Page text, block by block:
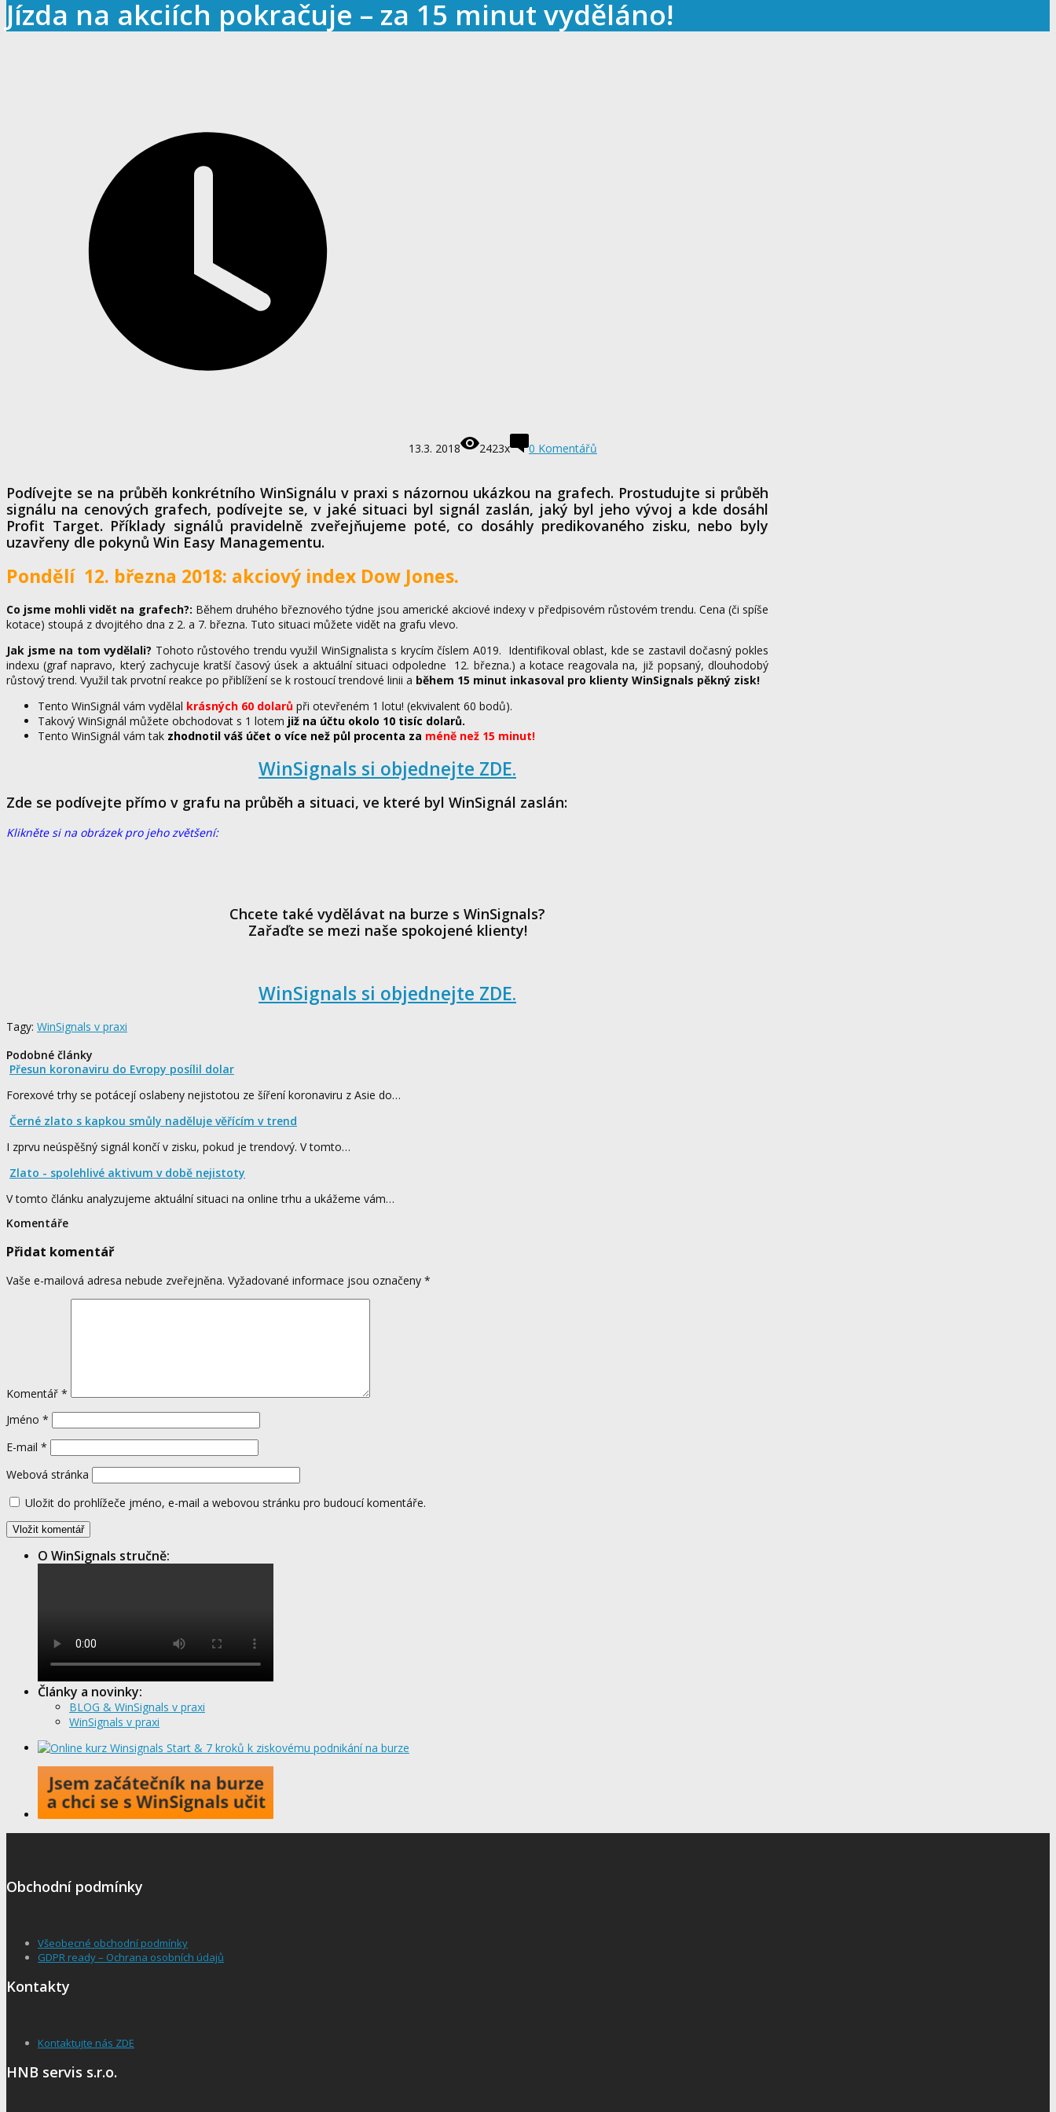
Jízda na akciích pokračuje – za 15 minut vyděláno!
13.3. 2018 2423x 0 Komentářů
Podívejte se na průběh konkrétního WinSignálu v praxi s názornou ukázkou na grafech. Prostudujte si průběh
signálu na cenových grafech, podívejte se, v jaké situaci byl signál zaslán, jaký byl jeho vývoj a kde dosáhl
Profit Target. Příklady signálů pravidelně zveřejňujeme poté, co dosáhly predikovaného zisku, nebo byly
uzavřeny dle pokynů Win Easy Managementu.
Pondělí 12. března 2018: akciový index Dow Jones.
Co jsme mohli vidět na grafech?: Během druhého březnového týdne jsou americké akciové indexy v předpisovém růstovém trendu. Cena (či spíše
kotace) stoupá z dvojitého dna z 2. a 7. března. Tuto situaci můžete vidět na grafu vlevo.
Jak jsme na tom vydělali? Tohoto růstového trendu využil WinSignalista s krycím číslem A019. Identifikoval oblast, kde se zastavil dočasný pokles
indexu (graf napravo, který zachycuje kratší časový úsek a aktuální situaci odpoledne 12. března.) a kotace reagovala na, již popsaný, dlouhodobý
růstový trend. Využil tak prvotní reakce po přiblížení se k rostoucí trendové linii a během 15 minut inkasoval pro klienty WinSignals pěkný zisk!
Tento WinSignál vám vydělal krásných 60 dolarů při otevřeném 1 lotu! (ekvivalent 60 bodů).
Takový WinSignál můžete obchodovat s 1 lotem již na účtu okolo 10 tisíc dolarů.
Tento WinSignál vám tak zhodnotil váš účet o více než půl procenta za méně než 15 minut!
WinSignals si objednejte ZDE.
Zde se podívejte přímo v grafu na průběh a situaci, ve které byl WinSignál zaslán:
Klikněte si na obrázek pro jeho zvětšení:
Chcete také vydělávat na burze s WinSignals?
Zařaďte se mezi naše spokojené klienty!
WinSignals si objednejte ZDE.
Tagy: WinSignals v praxi
Podobné články
Přesun koronaviru do Evropy posílil dolar
Forexové trhy se potácejí oslabeny nejistotou ze šíření koronaviru z Asie do…
Černé zlato s kapkou smůly naděluje věřícím v trend
I zprvu neúspěšný signál končí v zisku, pokud je trendový. V tomto…
Zlato - spolehlivé aktivum v době nejistoty
V tomto článku analyzujeme aktuální situaci na online trhu a ukážeme vám…
Komentáře
Přidat komentář
Vaše e-mailová adresa nebude zveřejněna. Vyžadované informace jsou označeny *
Komentář *
Jméno *
E-mail *
Webová stránka
Uložit do prohlížeče jméno, e-mail a webovou stránku pro budoucí komentáře.
O WinSignals stručně:
Články a novinky:
BLOG & WinSignals v praxi
WinSignals v praxi
Obchodní podmínky
Všeobecné obchodní podmínky
GDPR ready – Ochrana osobních údajů
Kontakty
Kontaktujte nás ZDE
HNB servis s.r.o.